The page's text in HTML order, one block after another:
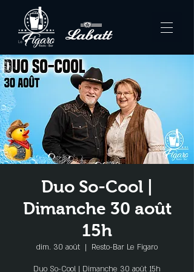
Duo So-Cool |
Dimanche 30 août
15h
dim. 30 août
  |
Resto-Bar Le Figaro
Duo So-Cool | Dimanche 30 août 15h